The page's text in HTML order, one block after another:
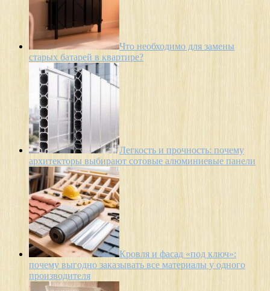
Что необходимо для замены
старых батарей в квартире?
Легкость и прочность: почему
архитекторы выбирают сотовые алюминиевые панели
Кровля и фасад «под ключ»:
почему выгодно заказывать все материалы у одного
производителя